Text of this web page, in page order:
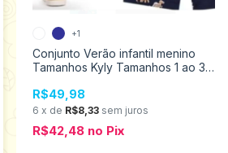
Conjunto Verão infantil menino
Tamanhos Kyly Tamanhos 1 ao 3
R$49,98
6 x de R$8,33 sem juros
R$42,48 no Pix
+1